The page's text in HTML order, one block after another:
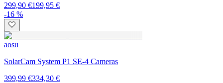
299,90 €199,95 €
-16 %
aosu
SolarCam System P1 SE-4 Cameras
399,99 €334,30 €